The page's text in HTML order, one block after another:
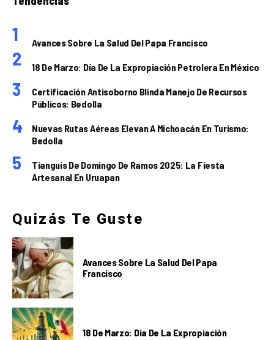
Avances Sobre La Salud Del Papa Francisco
18 De Marzo: Día De La Expropiación Petrolera En México
Certificación Antisoborno Blinda Manejo De Recursos
Públicos: Bedolla
Nuevas Rutas Aéreas Elevan A Michoacán En Turismo:
Bedolla
Tianguis De Domingo De Ramos 2025: La Fiesta
Artesanal En Uruapan
Quizás Te Guste
Avances Sobre La Salud Del Papa
Francisco
18 De Marzo: Día De La Expropiación